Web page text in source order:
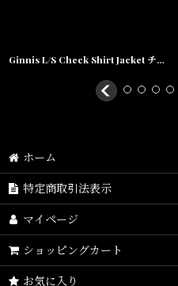
Ginnis L/S Check Shirt Jacket チェック 長袖 シャツ ジャケット
ホーム
特定商取引法表示
マイページ
ショッピングカート
お気に入り